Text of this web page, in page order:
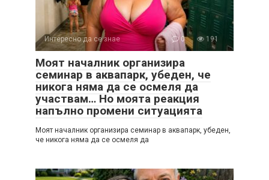
Интересно да се знае 0 191
Моят началник организира
семинар в аквапарк, убеден, че
никога няма да се осмеля да
участвам… Но моята реакция
напълно промени ситуацията
Моят началник организира семинар в аквапарк, убеден,
че никога няма да се осмеля да